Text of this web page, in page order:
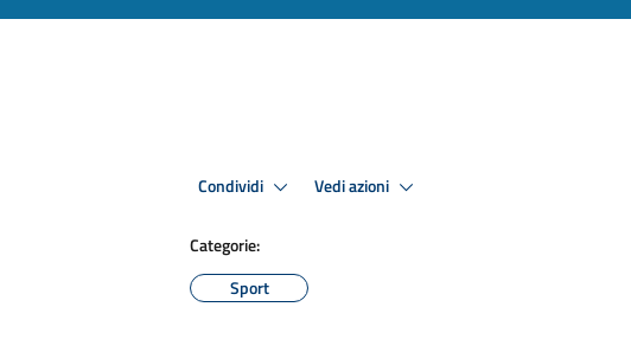
Condividi Vedi azioni
Categorie:
Sport